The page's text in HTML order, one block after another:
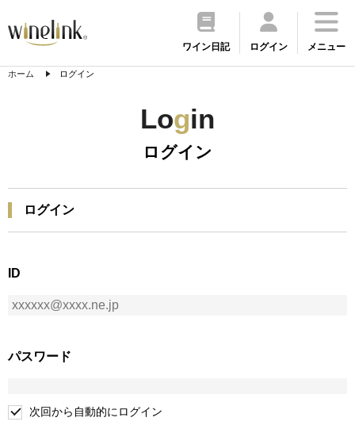
ワイン日記 ログイン メニュー
ホーム ログイン
Login
ログイン
ログイン
ID
パスワード
次回から自動的にログイン